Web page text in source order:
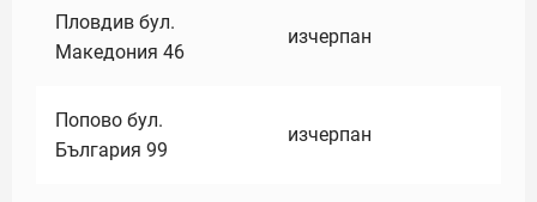
Пловдив бул.
Македония 46
изчерпан
Попово бул.
България 99
изчерпан